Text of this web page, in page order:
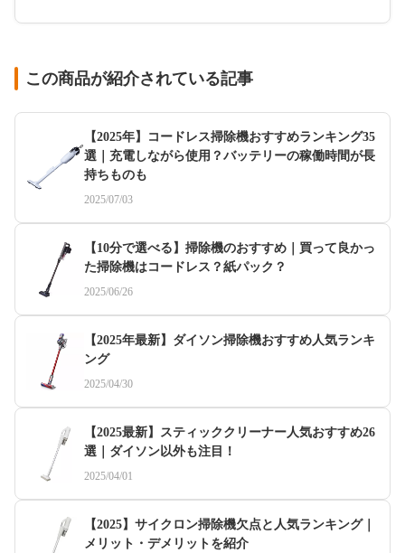
この商品が紹介されている記事
【2025年】コードレス掃除機おすすめランキング35
選｜充電しながら使用？バッテリーの稼働時間が長
持ちものも
2025/07/03
【10分で選べる】掃除機のおすすめ｜買って良かっ
た掃除機はコードレス？紙パック？
2025/06/26
【2025年最新】ダイソン掃除機おすすめ人気ランキ
ング
2025/04/30
【2025最新】スティッククリーナー人気おすすめ26
選｜ダイソン以外も注目！
2025/04/01
【2025】サイクロン掃除機欠点と人気ランキング｜
メリット・デメリットを紹介